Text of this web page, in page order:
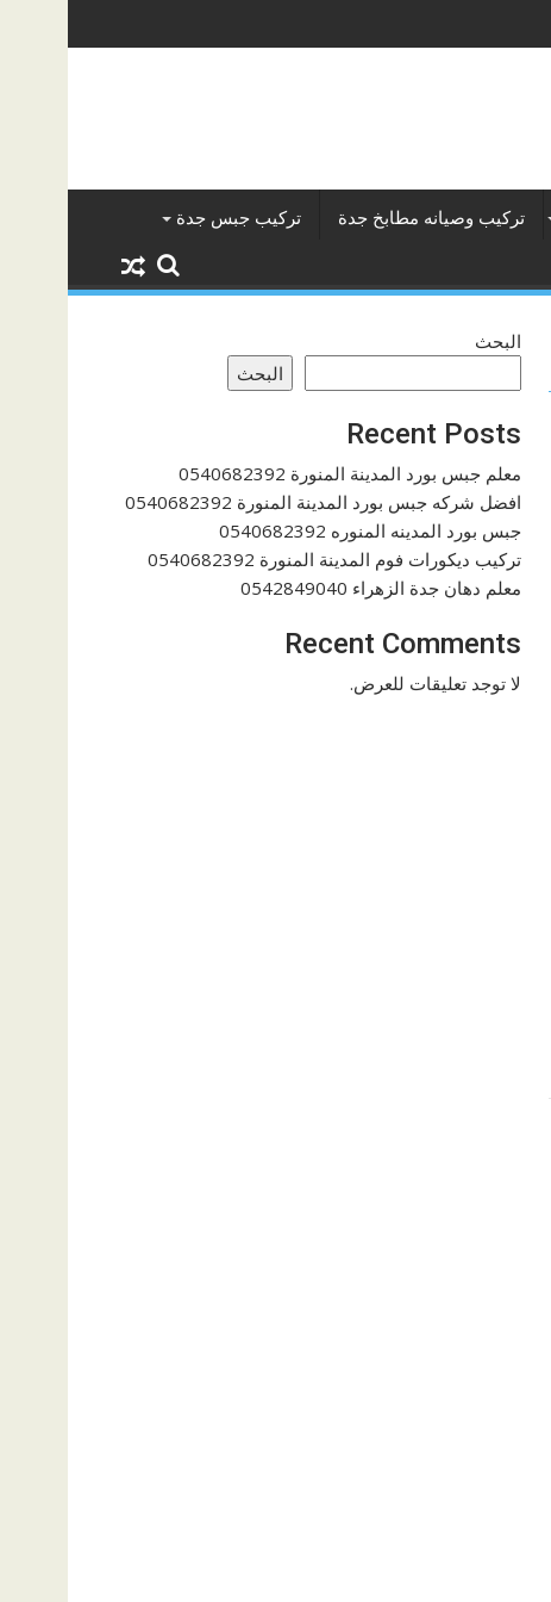
تركيب وصيانه مطابخ جدة تركيب جبس جدة
البحث
البحث
Recent Posts
معلم جبس بورد المدينة المنورة 0540682392
افضل شركه جبس بورد المدينة المنورة 0540682392
جبس بورد المدينه المنوره 0540682392
تركيب ديكورات فوم المدينة المنورة 0540682392
معلم دهان جدة الزهراء 0542849040
Recent Comments
لا توجد تعليقات للعرض.